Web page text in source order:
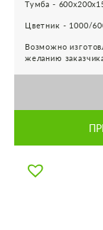
Тумба -
Цветник - 1000/
Возможно
желанию